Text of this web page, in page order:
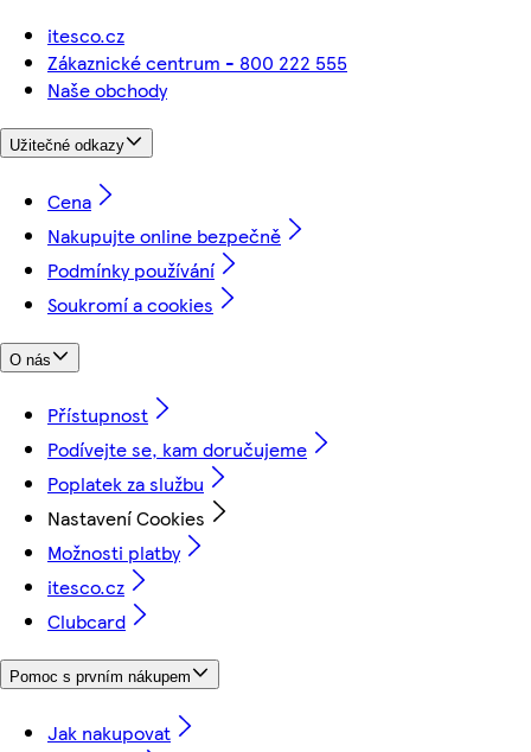
itesco.cz
Zákaznické centrum - 800 222 555
Naše obchody
Užitečné odkazy
Cena
Nakupujte online bezpečně
Podmínky používání
Soukromí a cookies
O nás
Přístupnost
Podívejte se, kam doručujeme
Poplatek za službu
Nastavení Cookies
Možnosti platby
itesco.cz
Clubcard
Pomoc s prvním nákupem
Jak nakupovat